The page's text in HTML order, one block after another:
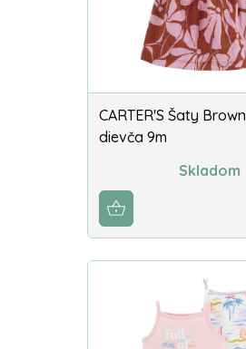
CARTER'S Šaty
dievča 9m
Skladom